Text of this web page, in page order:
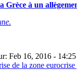
à un
Feb 16, 2016 - 14:25
de la zone eurocrise